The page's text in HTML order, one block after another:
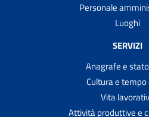
Personale
Luoghi
SERVIZI
Anagrafe e
Cultura e tempo
Vita
Attività produttive e